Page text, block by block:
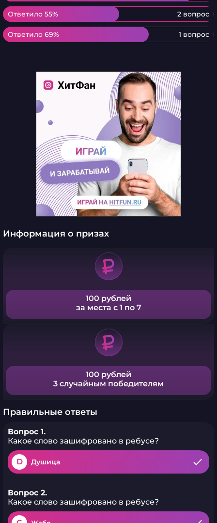
Ответило 55% 2 вопрос
Ответило 55%
Ответило 69% 1 вопрос
Ответило 69%
Информация о призах
100 рублей
за места с 1 по 7
100 рублей
3 случайным победителям
Правильные ответы
Вопрос 1.
Какое слово зашифровано в ребусе?
D Душица
Вопрос 2.
Какое слово зашифровано в ребусе?